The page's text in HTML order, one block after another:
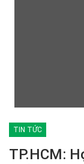
TIN TỨC
TP.HCM: